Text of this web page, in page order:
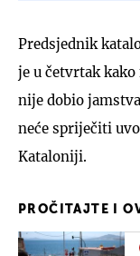
Predsjednik
je u četvrtak
nije dobio
neće spriječiti
Kataloniji.
PROČITAJTE I